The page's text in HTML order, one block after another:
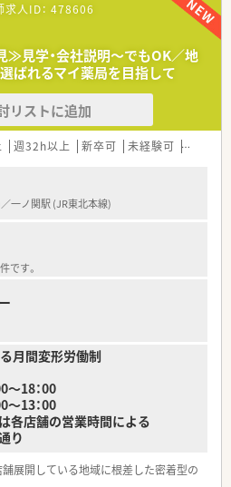
ント】
内という特性を活かし、赤ちゃんから高
合うことで地域貢献の実感が得られま
機関の処方に触れる機会があるため、
薬剤師としてのスキルアップに繋がりま
されているほか、育児や介護などライフ
支援体制が整っていることが大きな魅
クラスのシェアを誇る大手グループの
営基盤のもとで安心して長く働けます。
を地域医療の拠点と捉えており、調剤だ
サポートする店舗展開を行っていま
アステーションの構築を目指していま
人ID： 478606
≫見学・会社説明～でもOK／地
ばれるマイ薬局を目指して
リストに追加
週32h以上 新卒可 未経験可 ブラン
一ノ関駅 (JR東北本線)
です。
月間変形労働制
18：00
：00
各店舗の営業時間による
り
展開している地域に根差した密着型の